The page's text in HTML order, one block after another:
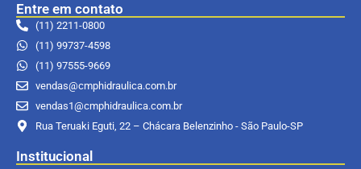
Entre em contato
(11) 2211-0800
(11) 99737-4598
(11) 97555-9669
vendas@cmphidraulica.com.br
vendas1@cmphidraulica.com.br
Rua Teruaki Eguti, 22 – Chácara Belenzinho - São Paulo-SP
Institucional